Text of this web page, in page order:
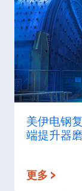
美伊电钢
端提升器
更多 >